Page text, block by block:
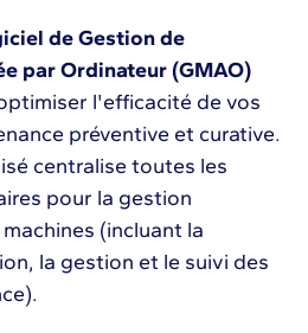
de Gestion de
par Ordinateur (GMAO)
l'efficacité de vos
préventive et curative.
centralise toutes les
pour la gestion
(incluant la
la gestion et le suivi des